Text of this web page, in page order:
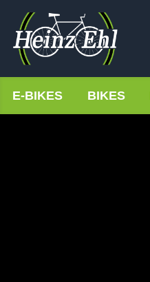
E-BIKES BIKES